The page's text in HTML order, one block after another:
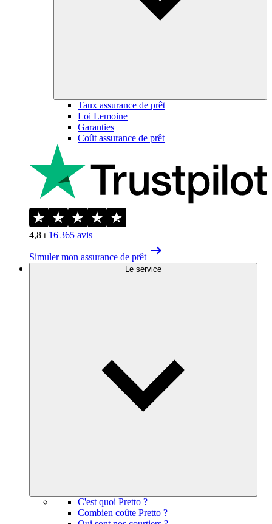
Taux assurance de prêt
Loi Lemoine
Garanties
Coût assurance de prêt
4,8 ⏐ 16 365 avis
Simuler mon assurance de prêt
Le service
C'est quoi Pretto ?
Combien coûte Pretto ?